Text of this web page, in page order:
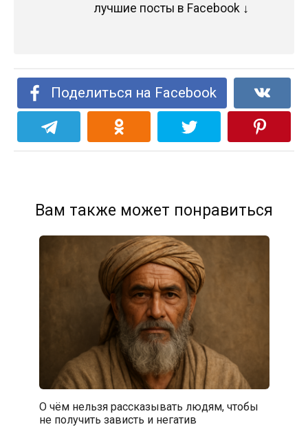
лучшие посты в Facebook ↓
Поделиться на Facebook
Вам также может понравиться
О чём нельзя рассказывать людям, чтобы
не получить зависть и негатив